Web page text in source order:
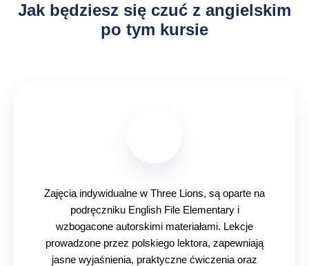
Jak będziesz się czuć z angielskim
po tym kursie
Zajęcia indywidualne w Three Lions, są oparte na
podręczniku English File Elementary i
wzbogacone autorskimi materiałami. Lekcje
prowadzone przez polskiego lektora, zapewniają
jasne wyjaśnienia, praktyczne ćwiczenia oraz